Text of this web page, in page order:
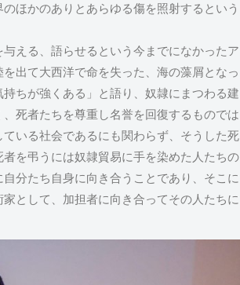
ほかのありとあらゆる傷を照射するという
える、語らせるという今までになかったア
出て大西洋で命を失った、海の藻屑となっ
ちが強くある」と語り、奴隷にまつわる建
死者たちを尊重し名誉を回復するものでは
いる社会であるにも関わらず、そうした死
を弔うには奴隷貿易に手を染めた人たちの
分たち自身に向き合うことであり、そこに
として、加担者に向き合ってその人たちに